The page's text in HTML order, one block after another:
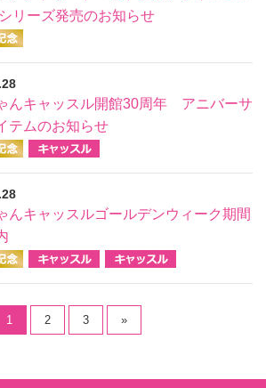
リーズ発売のお知らせ
んキャッスル開館30周年 アニバーサ
テムのお知らせ
んキャッスルゴールデンウィーク期間
1 2 3 »